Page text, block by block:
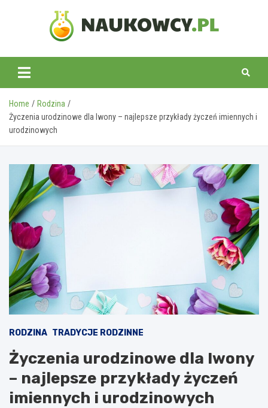
naukowcy.pl
Home
Rodzina
Życzenia urodzinowe dla Iwony – najlepsze przykłady życzeń imiennych i
urodzinowych
RODZINA TRADYCJE RODZINNE
Życzenia urodzinowe dla Iwony
– najlepsze przykłady życzeń
imiennych i urodzinowych